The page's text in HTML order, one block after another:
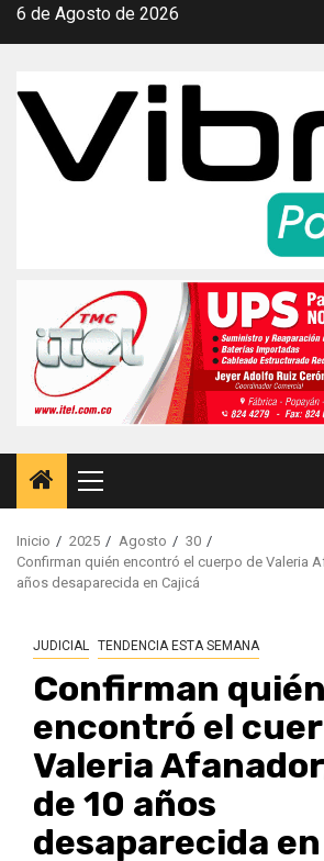
Saltar
6 de Agosto de 2026
Menú
principal
Inicio 2025 Agosto
30
Confirman quién encontró el cuerpo de Valeria
años desaparecida en Cajicá
JUDICIAL TENDENCIA ESTA SEMANA
Confirman quién
encontró el
Valeria
de 10 años
desaparecida